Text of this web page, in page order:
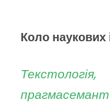
Коло наукових